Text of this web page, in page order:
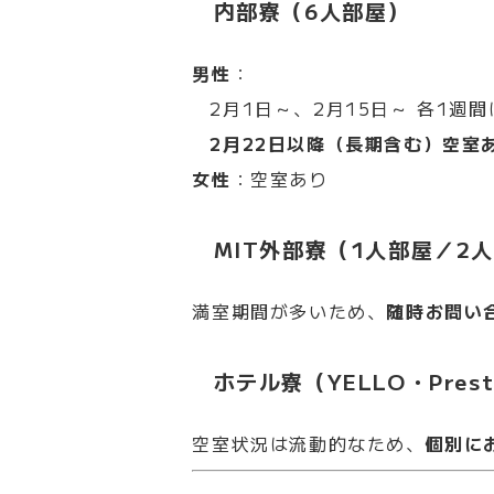
内部寮（6人部屋）
男性 ：
2月1日～、2月15日～ 各1週間
2月22日以降（長期含む）空室
女性 ：空室あり
MIT外部寮（1人部屋／2
満室期間が多いため、 随時お問い
ホテル寮（YELLO・
空室状況は流動的なため、個別に